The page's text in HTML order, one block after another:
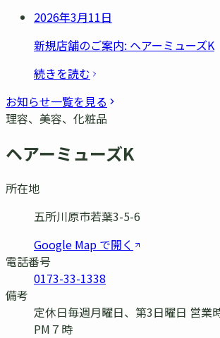
2026年3月11日
新規店舗のご案内: ヘアーミューズK
続きを読む
お知らせ一覧を見る
理容、美容、化粧品
ヘアーミューズK
所在地
五所川原市若葉3-5-6
Google Map で開く
電話番号
0173-33-1338
備考
定休日毎週月曜日、第3日曜日 営
PM７時